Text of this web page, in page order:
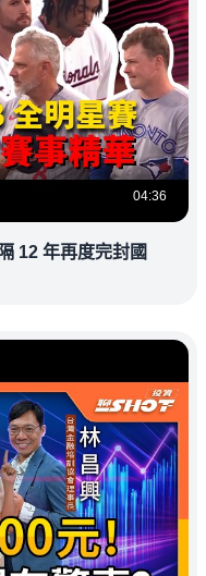
04:36
12 年再度完封國